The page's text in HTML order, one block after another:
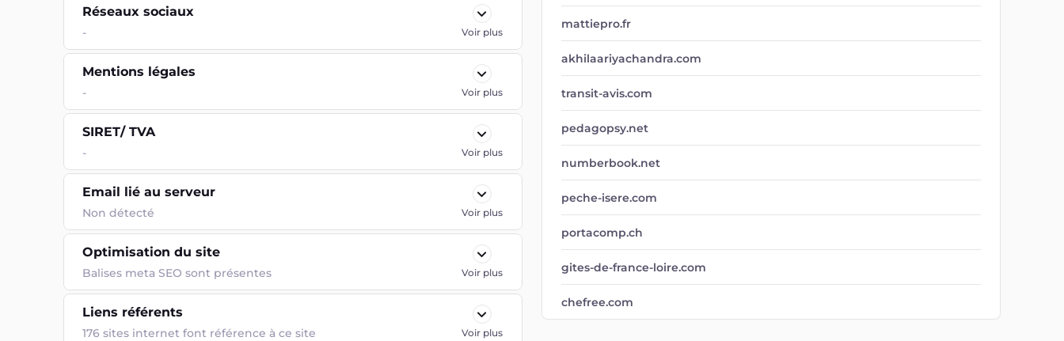
Réseaux sociaux
- Voir plus
Mentions légales
- Voir plus
SIRET/ TVA
- Voir plus
Email lié au serveur
Non détecté Voir plus
Optimisation du site
Balises meta SEO sont présentes Voir plus
Liens référents
176 sites internet font référence à ce site Voir plus
mattiepro.fr
akhilaariyachandra.com
transit-avis.com
pedagopsy.net
numberbook.net
peche-isere.com
portacomp.ch
gites-de-france-loire.com
chefree.com